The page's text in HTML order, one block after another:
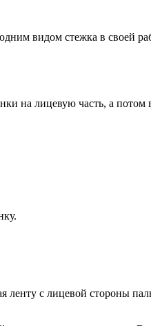
видом стежка в своей
на лицевую часть, а потом
ленту с лицевой стороны